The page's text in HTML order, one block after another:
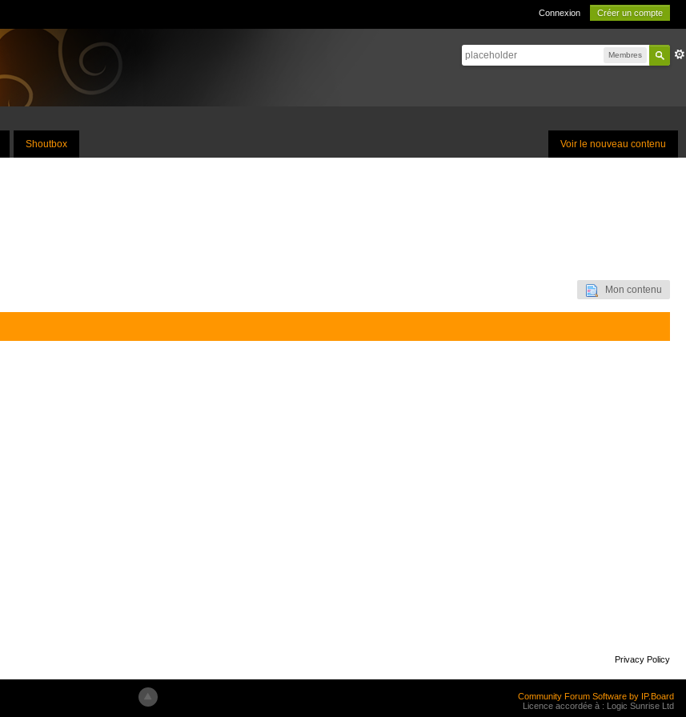
Connexion Créer un compte
Membres
Voir le nouveau contenu
Shoutbox
Mon contenu
Privacy Policy
Community Forum Software by IP.Board
Licence accordée à : Logic Sunrise Ltd